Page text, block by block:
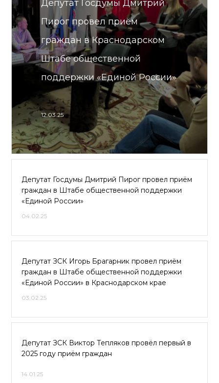
Депутат Госдумы Дмитрий
Пирог провел приём
граждан в Краснодарском
Штабе общественной
поддержки «Единой России»
12.03.25
Депутат Госдумы Дмитрий Пирог провел приём
граждан в Штабе общественной поддержки
«Единой России»
04.02.25
Депутат ЗСК Игорь Брагарник провел приём
граждан в Штабе общественной поддержки
«Единой России» в Краснодарском крае
03.02.25
Депутат ЗСК Виктор Тепляков провёл первый в
2025 году приём граждан
14.01.25